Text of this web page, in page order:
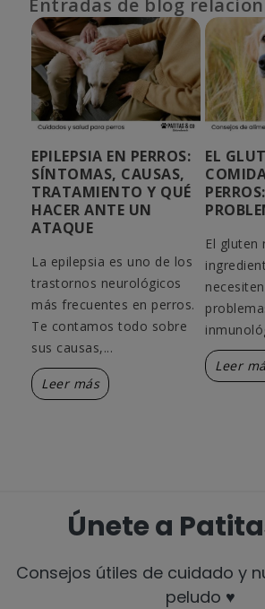
Entradas de blog
EPILEPSIA EN PERROS:
SÍNTOMAS, CAUSAS,
TRATAMIENTO Y QUÉ
HACER ANTE UN
ATAQUE
La epilepsia es uno de los
trastornos neurológicos
más frecuentes en perros.
Te contamos todo sobre
sus causas,...
Leer más
EL
El gluten
Leer
Únete a
Consejos útiles de cuidado y
peludo ♥️